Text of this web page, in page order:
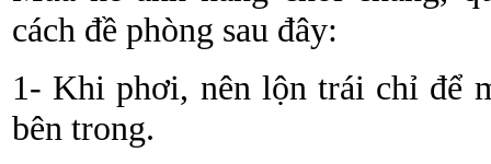
cách đề phòng sau đây:
1- Khi phơi, nên lộn trái chỉ để
bên trong.